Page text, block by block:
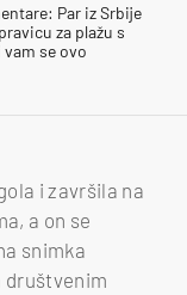
Par iz Srbije
za plažu s
se ovo
i završila na
a on se
snimka
društvenim